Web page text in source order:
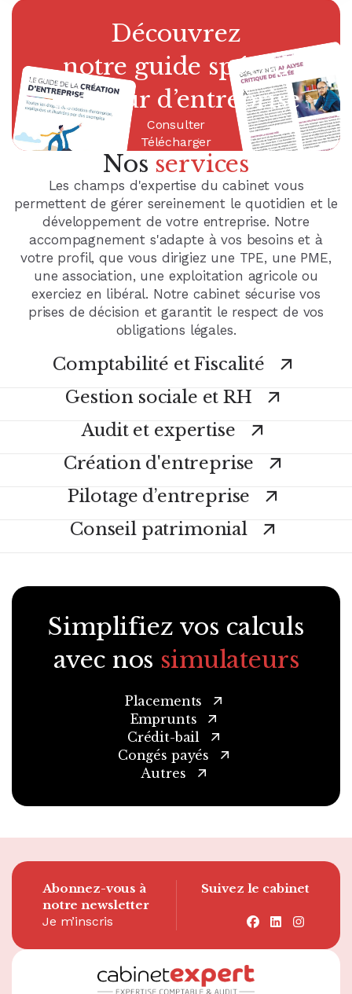
Découvrez
notre guide pratique
facturation électronique
Consulter
Télécharger
Découvrez
notre guide spécial
créateur d’entreprise
Consulter
Télécharger
Découvrez
notre guide spécial
chef d'entreprise
Consulter
Télécharger
Découvrez
notre guide spécial
gestion de patrimoine
Consulter
Télécharger
Présentation Guide n° 1
Présentation Guide n° 2
Présentation Guide n° 3
Présentation Guide n° 4
Nos services
Les champs d'expertise du cabinet vous
permettent de gérer sereinement le quotidien et le
développement de votre entreprise. Notre
accompagnement s'adapte à vos besoins et à
votre profil, que vous dirigiez une TPE, une PME,
une association, une exploitation agricole ou
exerciez en libéral. Notre cabinet sécurise vos
prises de décision et garantit le respect de vos
obligations légales.
Comptabilité et Fiscalité
Gestion sociale et RH
Audit et expertise
Création d'entreprise
Pilotage d’entreprise
Conseil patrimonial
Simplifiez vos calculs
avec nos simulateurs
Placements
Emprunts
Crédit-bail
Congés payés
Autres
Abonnez-vous à
notre newsletter
Je m’inscris
Suivez le cabinet
facebook
linkedin